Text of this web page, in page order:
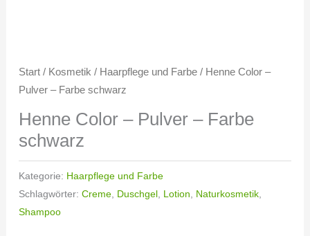
Start/ Kosmetik / Haarpflege und Farbe/ Henne Color –
Pulver – Farbe schwarz
Henne Color – Pulver – Farbe
schwarz
Kategorie: Haarpflege und Farbe
Schlagwörter: Creme, Duschgel, Lotion Naturkosmetik,
Shampoo